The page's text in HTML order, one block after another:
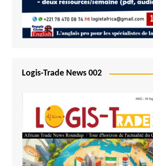
Logis-Trade News 002